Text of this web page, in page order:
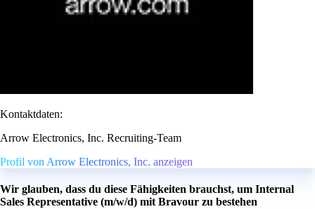
Kontaktdaten:
Arrow Electronics, Inc. Recruiting-Team
Profil von Arrow Electronics, Inc. anzeigen
Wir glauben, dass du diese Fähigkeiten brauchst, um Internal
Sales Representative (m/w/d) mit Bravour zu bestehen